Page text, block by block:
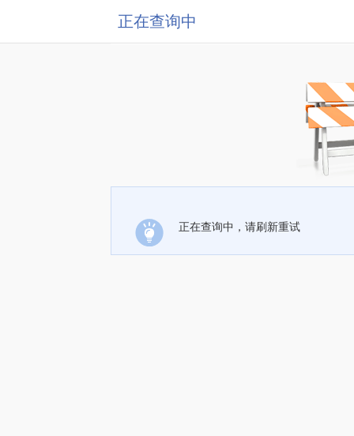
正在查询中
正在查询中，请刷新重试